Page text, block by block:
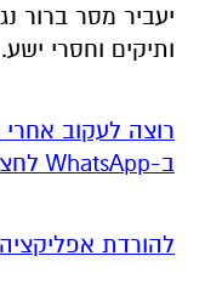
יעביר מסר ברור
ותיקים וחסרי ישע.
רוצה לעקוב
ב-WhatsApp לחצו כאן
להורדת